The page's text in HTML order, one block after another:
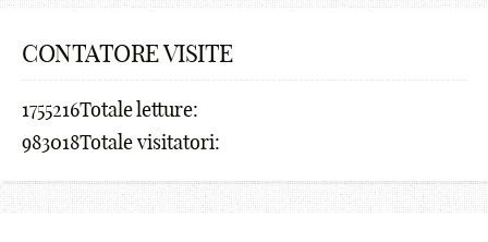
¥
₩
₪
%
4
5
6
7
4
5
6
7
8
9
_
-
b
c
d
e
9
_
-
+
+
!
@
#
3
4
5
6
CONTATORE VISITE
1755216Totale letture:
983018Totale visitatori: